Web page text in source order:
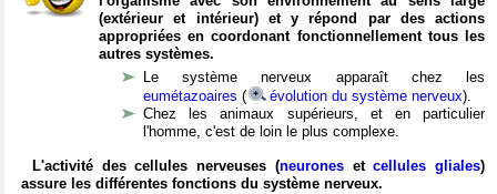
(extérieur et intérieur) et y répond par des actions
appropriées en coordonant fonctionnellement tous les
autres systèmes.
Le système nerveux apparaît chez les
eumétazoaires ( évolution du système nerveux).
Chez les animaux supérieurs, et en particulier
l'homme, c'est de loin le plus complexe.
L'activité des cellules nerveuses (neuronesetcellules gliales)
assure les différentes fonctions du système nerveux.